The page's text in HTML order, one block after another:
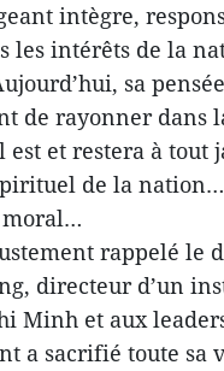
intègre,
les intérêts de la
sa
de rayonner dans
et restera à tout
de la
moral…
rappelé le
directeur d’un
Minh et aux
a sacrifié toute sa